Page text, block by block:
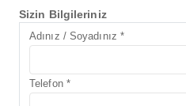
Sizin Bilgileriniz
Adınız / Soyadınız *
Telefon *